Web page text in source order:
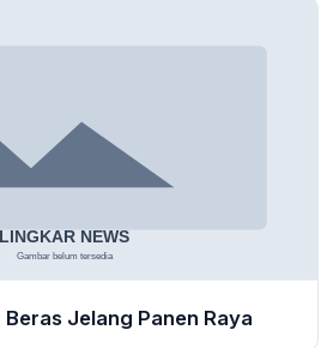
Jelang Panen Raya